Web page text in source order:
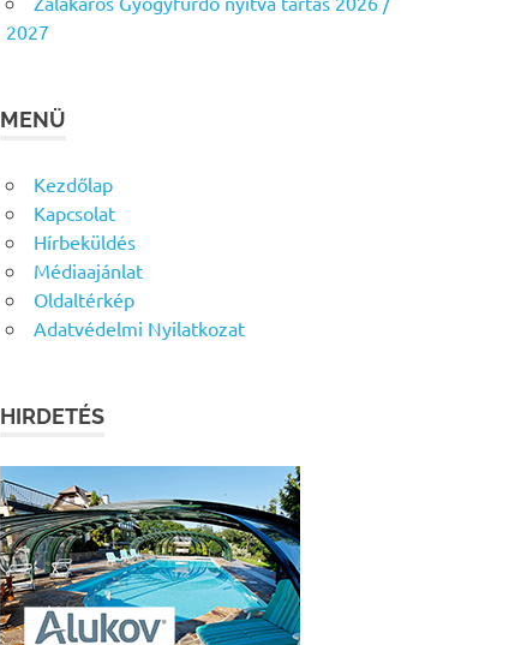
2027
MENÜ
Kezdőlap
Kapcsolat
Hírbeküldés
Médiaajánlat
Oldaltérkép
Adatvédelmi Nyilatkozat
HIRDETÉS